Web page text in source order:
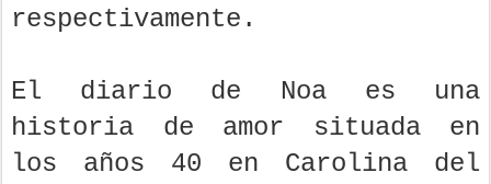
respectivamente.
El diario de Noa es una
historia de amor situada en
los años 40 en Carolina del